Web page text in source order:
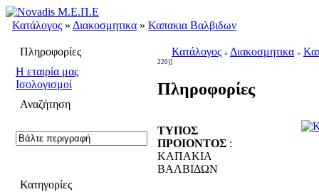
Κατάλογος » Διακοσμητικα » Καπακια Βαλβιδων
Πληροφορίες
H εταιρία μας
Ισολογισμοί
Αναζήτηση
Κατηγορίες
Κατάλογος » Διακοσμητικα »
220)]
Πληροφορίες
ΤΥΠΟΣ
ΠΡΟΙΟΝΤΟΣ :
ΚΑΠΑΚΙΑ
ΒΑΛΒΙΔΩΝ